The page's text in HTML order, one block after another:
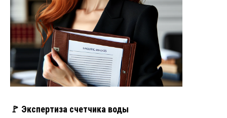
🚩 Экспертиза счетчика воды